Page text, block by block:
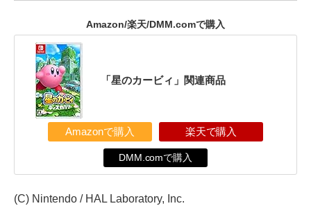
Amazon/楽天/DMM.comで購入
「星のカービィ」関連商品
Amazonで購入 楽天で購入
DMM.comで購入
(C) Nintendo / HAL Laboratory, Inc.